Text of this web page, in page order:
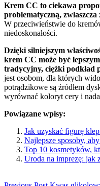
Krem CC to ciekawa
problematyczną,
W przeciwieństwie do
niedoskonałości.
Dzięki silniejszym
krem CC może być
tradycyjny, ciężki podkład
jest osobom, dla których
potrądzikowe są źródłem
wyrównać koloryt cery i
Powiązane wpisy:
Jak uzyskać figurę
Najlepsze sposoby,
Top 10 kosmetyków,
Uroda na imprezę: jak